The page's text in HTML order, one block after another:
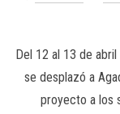
Del 12 al 13 de
se desplazó a
proyecto a los